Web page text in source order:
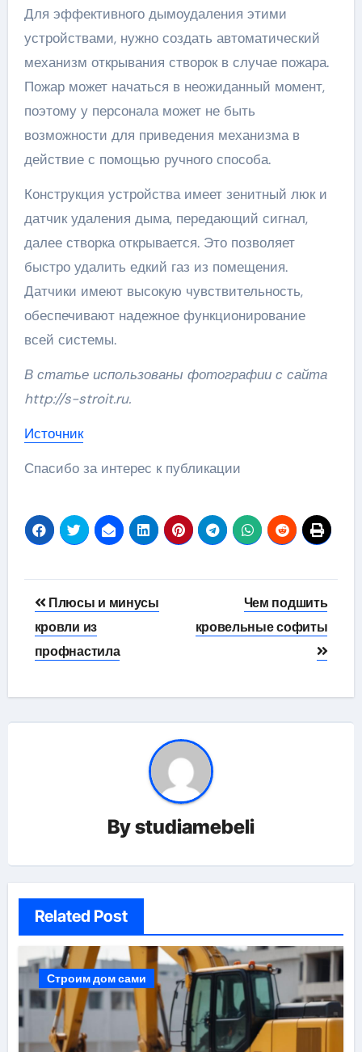
Для эффективного дымоудаления этими
устройствами, нужно создать автоматический
механизм открывания створок в случае пожара.
Пожар может начаться в неожиданный момент,
поэтому у персонала может не быть
возможности для приведения механизма в
действие с помощью ручного способа.
Конструкция устройства имеет зенитный люк и
датчик удаления дыма, передающий сигнал,
далее створка открывается. Это позволяет
быстро удалить едкий газ из помещения.
Датчики имеют высокую чувствительность,
обеспечивают надежное функционирование
всей системы.
В статье использованы фотографии с сайта
http://s-stroit.ru.
Источник
Спасибо за интерес к публикации
Навигация
по
записям
Плюсы и минусы
кровли из
профнастила
Чем подшить
кровельные софиты
Bystudiamebeli
Related Post
Строим дом сами